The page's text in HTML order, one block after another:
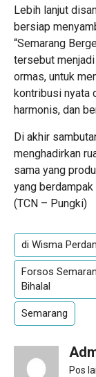
Lebih lanjut
bersiap
“Semarang
tersebut
ormas, untuk
kontribusi nyata
harmonis, dan
Di akhir
menghadirkan
sama yang
yang
(TCN – Pungki)
di Wisma
Forsos
Bihalal
Semarang
Pos